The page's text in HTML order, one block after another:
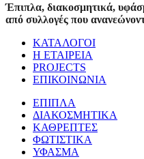
Έπιπλα, διακοσμητικά,
από συλλογές που
ΚΑΤΑΛΟΓΟΙ
Η ΕΤΑΙΡΕΙΑ
PROJECTS
ΕΠΙΚΟΙΝΩΝΙΑ
ΕΠΙΠΛΑ
ΔΙΑΚΟΣΜΗΤΙΚΑ
ΚΑΘΡΕΠΤΕΣ
ΦΩΤΙΣΤΙΚΑ
ΥΦΑΣΜΑ